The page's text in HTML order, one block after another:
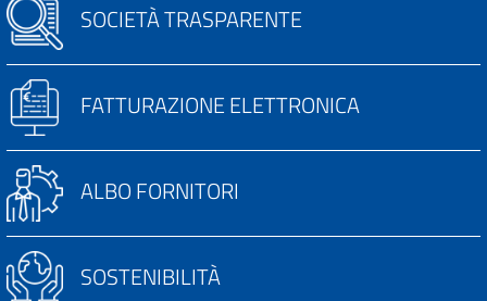
SOCIETÀ TRASPARENTE
FATTURAZIONE ELETTRONICA
ALBO FORNITORI
SOSTENIBILITÀ